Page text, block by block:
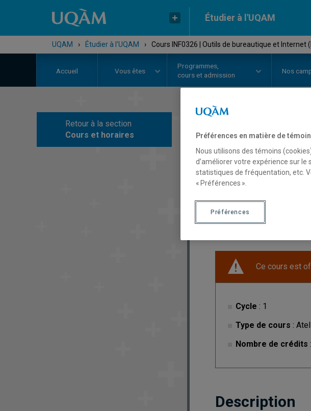
Étudier à l'UQAM
UQAM › Étudier à l'UQAM › Cours INF0326 | Outils de bureautique et Internet
Accueil Vous êtes
Programmes,
cours et admission
Nos
Retour à la section
Cours et horaires
COURS//
Ce cours est
Cycle : 1
Type de cours :
Nombre de crédits
Description
Préférences en matière de
Nous utilisons des témoins
d’améliorer votre expérience sur le
statistiques de fréquentation, etc.
« Préférences ».
Préférences